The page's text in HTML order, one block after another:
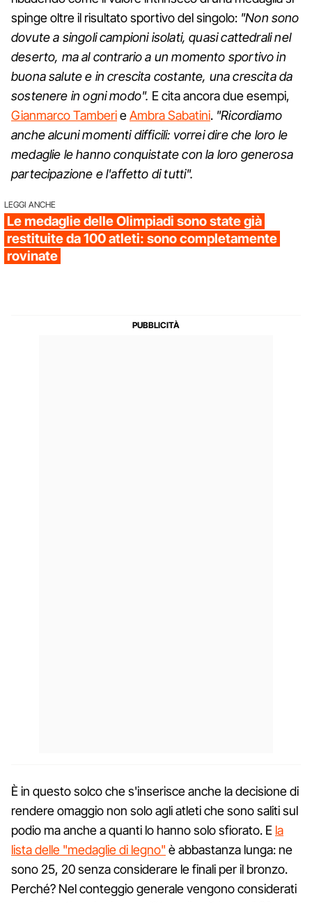
spinge oltre il risultato sportivo del singolo: "Non sono
dovute a singoli campioni isolati, quasi cattedrali nel
deserto, ma al contrario a un momento sportivo in
buona salute e in crescita costante, una crescita da
sostenere in ogni modo". E cita ancora due esempi,
Gianmarco TamberieAmbra Sabatini. "Ricordiamo
anche alcuni momenti difficili: vorrei dire che loro le
medaglie le hanno conquistate con la loro generosa
partecipazione e l'affetto di tutti".
LEGGI ANCHE
Le medaglie delle Olimpiadi sono state già
restituite da 100 atleti: sono completamente
rovinate
È in questo solco che s'inserisce anche la decisione di
rendere omaggio non solo agli atleti che sono saliti sul
podio ma anche a quanti lo hanno solo sfiorato. E la
lista delle "medaglie di legno" è abbastanza lunga: ne
sono 25, 20 senza considerare le finali per il bronzo.
Perché? Nel conteggio generale vengono considerati